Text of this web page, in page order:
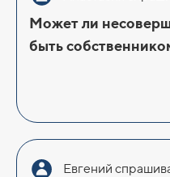
Может ли
быть
Евгений